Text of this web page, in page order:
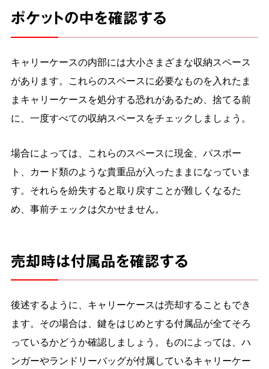
ポケットの中を確認する
キャリーケースの内部には大小さまざまな収納スペース
があります。これらのスペースに必要なものを入れたま
まキャリーケースを処分する恐れがあるため、捨てる前
に、一度すべての収納スペースをチェックしましょう。
場合によっては、これらのスペースに現金、パスポー
ト、カード類のような貴重品が入ったままになっていま
す。それらを紛失すると取り戻すことが難しくなるた
め、事前チェックは欠かせません。
売却時は付属品を確認する
後述するように、キャリーケースは売却することもでき
ます。その場合は、鍵をはじめとする付属品が全てそろ
っているかどうか確認しましょう。ものによっては、ハ
ンガーやランドリーバッグが付属しているキャリーケー